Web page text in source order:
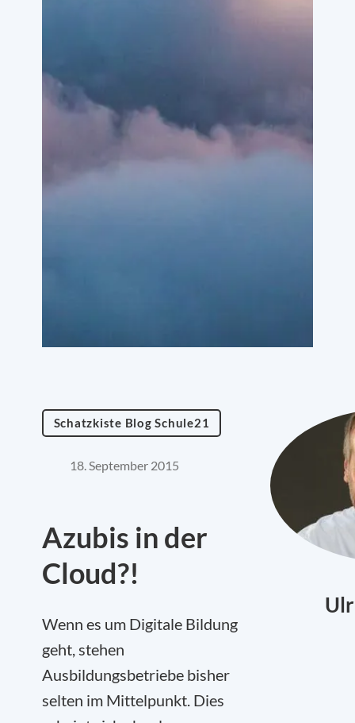
Schatzkiste Blog Schule21
18. September 2015
Azubis in der
Cloud?!
Wenn es um Digitale Bildung
geht, stehen
Ausbildungsbetriebe bisher
selten im Mittelpunkt. Dies